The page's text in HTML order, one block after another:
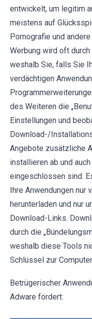
entwickelt, um legitim
meistens auf
Pornografie und
Werbung wird oft
weshalb Sie, falls Sie
verdächtigen
des Weiteren die
Einstellungen und
Download-/
Angebote zusätzliche
installieren ab und
eingeschlossen sind.
Ihre Anwendungen nur
herunterladen und nur
Download-Links.
durch die
weshalb diese Tools
Schlüssel zur
Betrügerischer
Adware fördert: